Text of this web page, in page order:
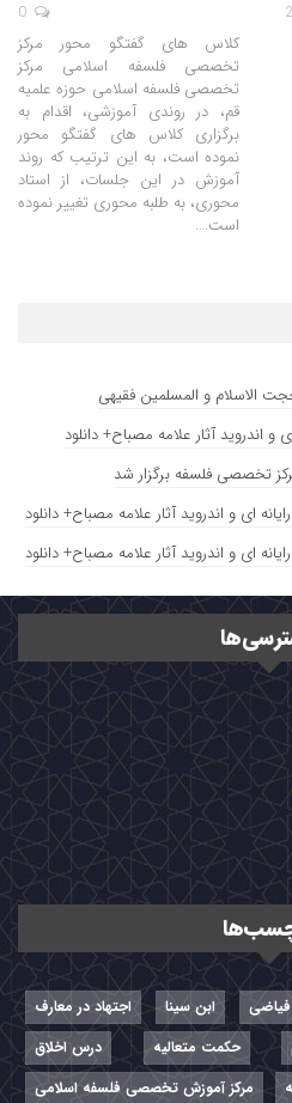
کلاس های گفتگو محور مرکز
تخصصی فلسفه اسلامی مرکز
تخصصی فلسفه اسلامی حوزه علمیه
قم، در روندی آموزشی، اقدام به
برگزاری کلاس های گفتگو محور
نموده است، به این ترتیب که روند
آموزش در این جلسات، از استاد
محوری، به طلبه محوری تغییر نموده
است.…
الاسلام و المسلمین فقیهی
تخصصی فلسفه برگزار شد
فیاضی ابن سینا
اجتهاد در معارف
حکمت متعالیه
درس اخلاق
مرکز آموزش تخصصی فلسفه اسلامی